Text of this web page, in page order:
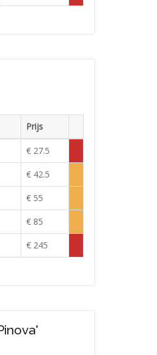
Prijs
Voorraad
€ 27.5
€ 42.5
€ 55
€ 85
€ 245